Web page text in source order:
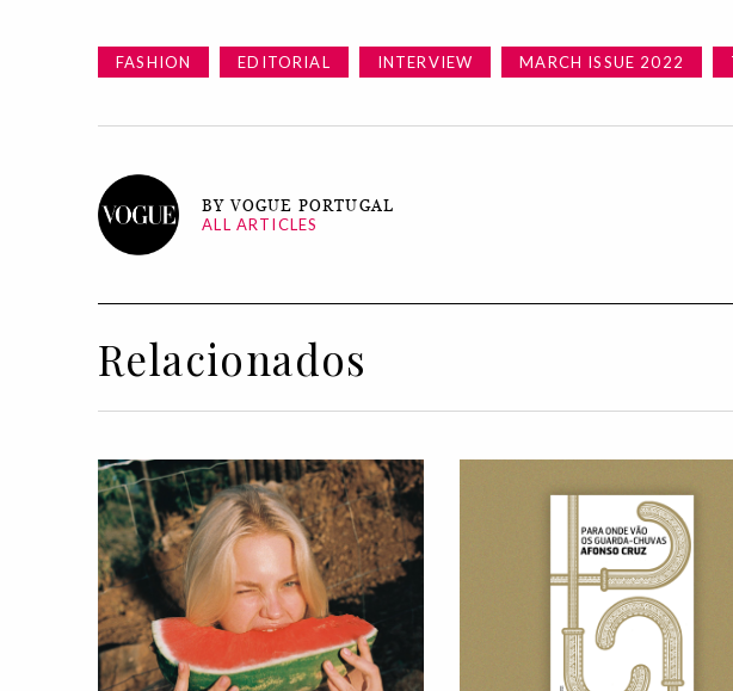
FASHION EDITORIAL INTERVIEW MARCH ISSUE 2022
BY VOGUE PORTUGAL
ALL ARTICLES
Relacionados